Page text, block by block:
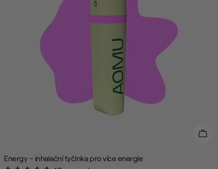
Energy – inhalační tyčinka pro více energie